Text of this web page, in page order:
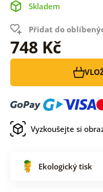
Skladem
Přidat do
748 Kč
Vyzkoušejte si
Ekologický tisk